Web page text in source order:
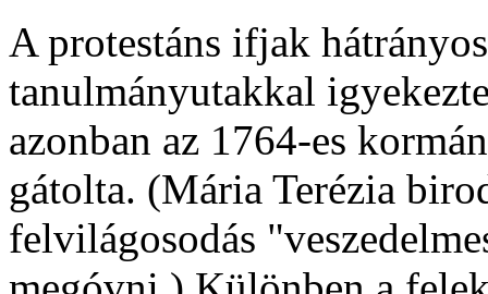
A protestáns ifjak
tanulmányutakkal
azonban az 1764-es
gátolta. (Mária Terézia
felvilágosodás